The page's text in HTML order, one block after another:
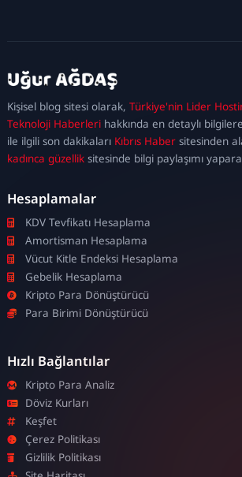
Kişisel blog sitesi olarak,Türkiye'nin Lider
Teknoloji Haberleri hakkında en detaylı
ile ilgili son dakikaları Kıbrıs Haber sitesinden
kadınca güzellik sitesinde bilgi paylaşımı
kadıköy
escortmaltepe
escortataşehir
escortümraniye
escort
Hesaplamalar
KDV Tevfikatı Hesaplama
Amortisman Hesaplama
Vücut Kitle Endeksi Hesaplama
Gebelik Hesaplama
Kripto Para Dönüştürücü
Para Birimi Dönüştürücü
Hızlı Bağlantılar
Kripto Para Analiz
Döviz Kurları
Keşfet
Çerez Politikası
Gizlilik Politikası